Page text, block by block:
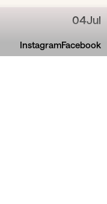
04Jul
InstagramFacebook